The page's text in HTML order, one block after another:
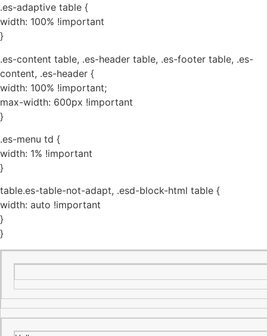
.es-adaptive table {
width: 100% !important
}
.es-content table, .es-header table, .es-footer table, .es-
content, .es-header {
width: 100% !important;
max-width: 600px !important
}
.es-menu td {
width: 1% !important
}
table.es-table-not-adapt, .esd-block-html table {
width: auto !important
}
}